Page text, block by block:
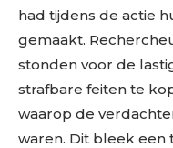
had tijdens de actie
gemaakt.
stonden voor de
strafbare feiten te
waarop de
waren. Dit bleek een